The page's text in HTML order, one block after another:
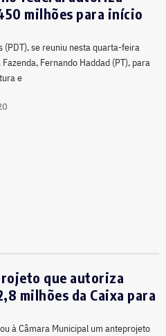
milhões para início
(PDT), se reuniu nesta quarta-feira
Fernando Haddad (PT), para
e
que autoriza
milhões da Caixa para
à Câmara Municipal um anteprojeto